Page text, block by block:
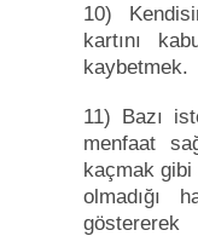
10)
kartını
kaybetmek.
11) Bazı
menfaat
kaçmak gibi
olmadığı